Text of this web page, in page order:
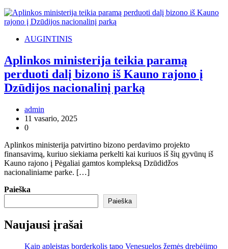
AUGINTINIS
Aplinkos ministerija teikia paramą
perduoti dalį bizono iš Kauno rajono į
Dzūdijos nacionalinį parką
admin
11 vasario, 2025
0
Aplinkos ministerija patvirtino bizono perdavimo projekto
finansavimą, kuriuo siekiama perkelti kai kuriuos iš šių gyvūnų iš
Kauno rajono į Pėgaliai gamtos kompleksą Dzūdidžos
nacionaliniame parke. […]
Paieška
Paieška
Naujausi įrašai
Kaip apleistas borderkolis tapo Venesuelos žemės drebėjimo